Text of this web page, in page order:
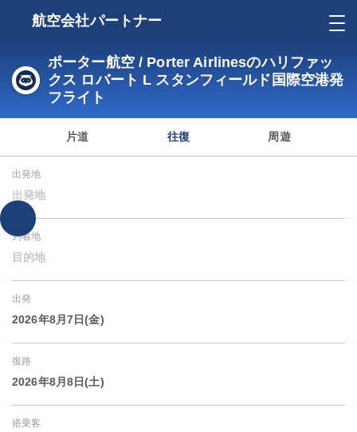
航空会社パートナー
ポーター航空 / Porter Airlinesのハリファッ
クス ロバート L スタンフィールド国際空港発
フライト
片道 往復 周遊
出発地
出発地
到着地
目的地
出発
2026年8月7日(金)
復路
2026年8月8日(土)
搭乗客